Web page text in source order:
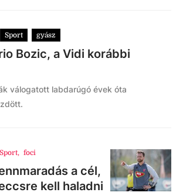
Sport gyász
Bozic, a Vidi korábbi
válogatott labdarúgó évek óta
Sport, foci
a cél,
kell haladni